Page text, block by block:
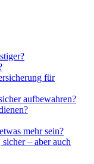
für
aufbewahren?
mehr sein?
– aber auch